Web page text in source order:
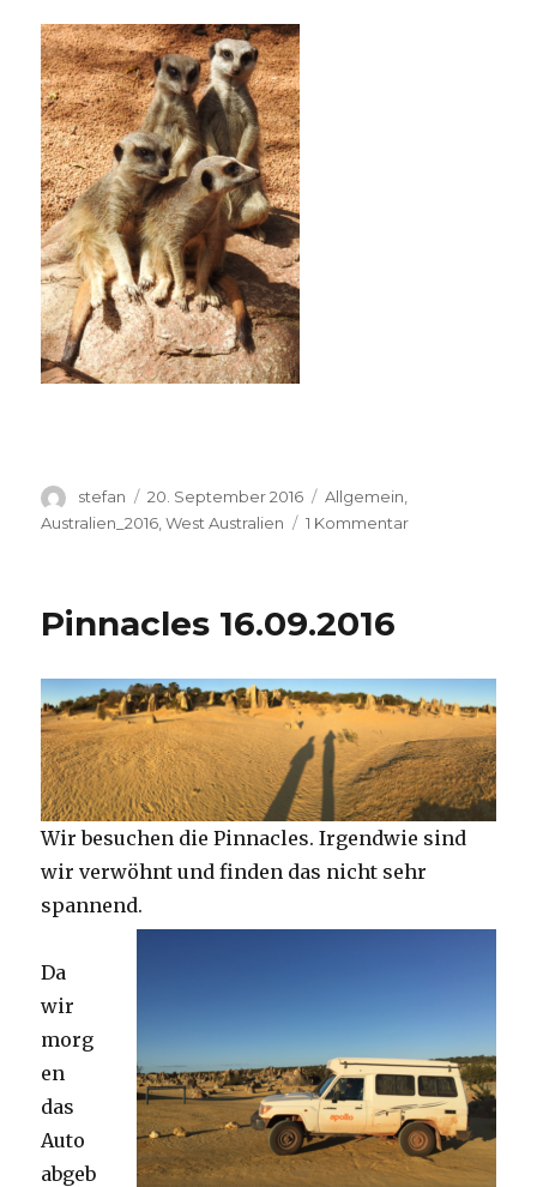
Autor
stefan
Veröffentlicht
am
20. September 2016 Kategorien
Allgemein,
Australien_2016 ,West Australien 1 Kommentarzu
Pinnacles 16.09.2016
Wir besuchen die Pinnacles. Irgendwie sind
wir verwöhnt und finden das nicht sehr
spannend.
Da
wir
morg
en
das
Auto
abgeb